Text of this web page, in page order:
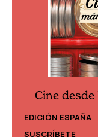
Cine
EDICIÓN ESPAÑA
SUSCRÍBETE